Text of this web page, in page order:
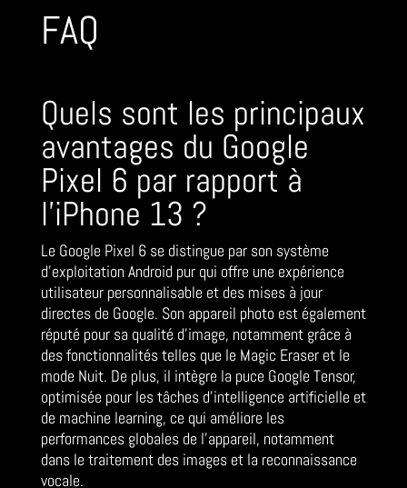
FAQ
Quels sont les principaux
avantages du Google
Pixel 6 par rapport à
l’iPhone 13 ?
Le Google Pixel 6 se distingue par son système
d’exploitation Android pur qui offre une expérience
utilisateur personnalisable et des mises à jour
directes de Google. Son appareil photo est également
réputé pour sa qualité d’image, notamment grâce à
des fonctionnalités telles que le Magic Eraser et le
mode Nuit. De plus, il intègre la puce Google Tensor,
optimisée pour les tâches d’intelligence artificielle et
de machine learning, ce qui améliore les
performances globales de l’appareil, notamment
dans le traitement des images et la reconnaissance
vocale.